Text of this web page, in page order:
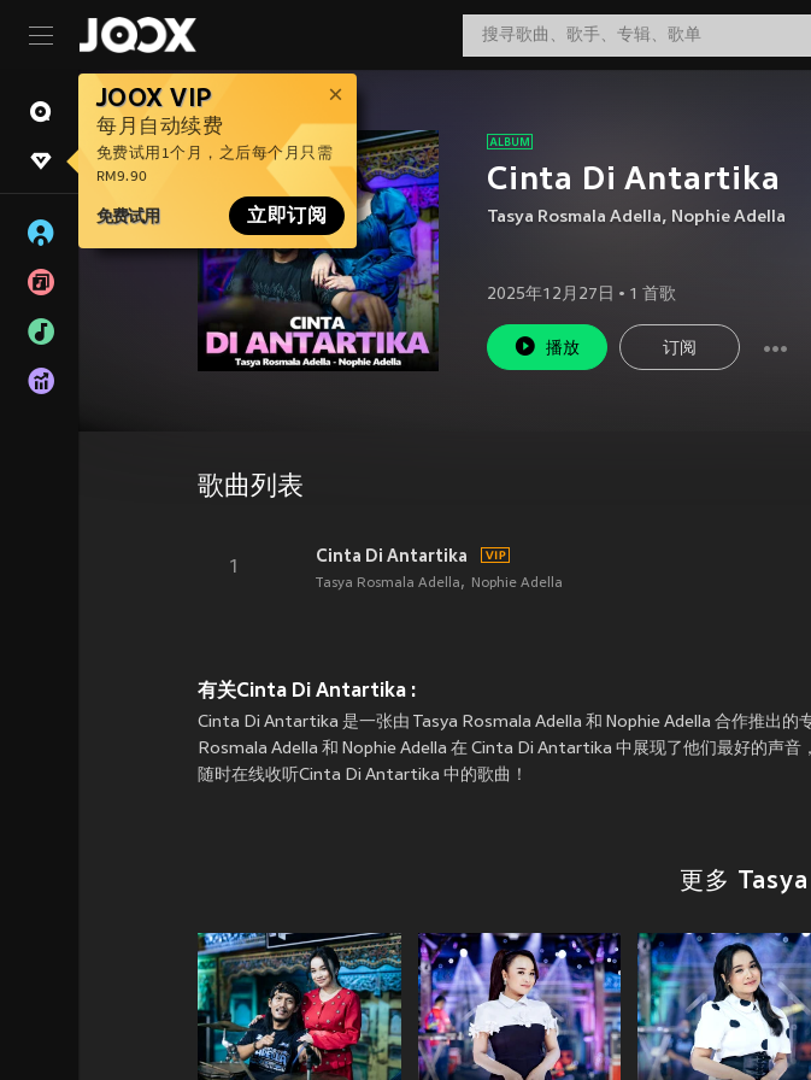
JOOX VIP
每月自动续费
免费试用1个月，之后每个月只需
RM9.90
免费试用 立即订阅
Cinta Di Antartika
Tasya Rosmala Adella, Nophie Adella
2025年12月27日 • 1 首歌
播放 订阅
歌曲列表
1
Cinta Di Antartika
Tasya Rosmala Adella Nophie Adella
有关Cinta Di Antartika :
Cinta Di Antartika 是一张由 Tasya Rosmala Adella 和 Nophie Adella 合作推出的
Rosmala Adella 和 Nophie Adella 在 Cinta Di Antartika 中展现了他们最好的声音
随时在线收听Cinta Di Antartika 中的歌曲！
更多